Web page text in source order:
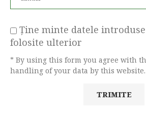
Ține minte datele
folosite ulterior
* By using this form you agree with
handling of your data by this website.